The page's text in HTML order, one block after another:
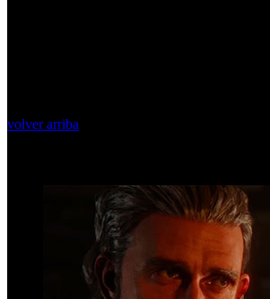
volver arriba